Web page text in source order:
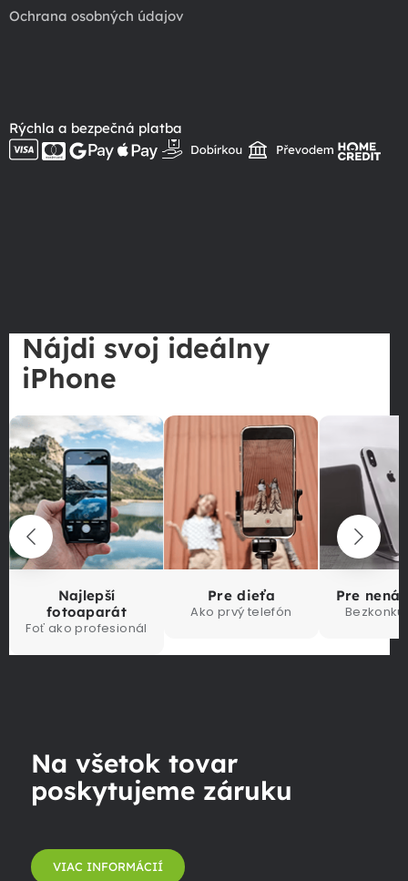
Ochrana osobných údajov
Rýchla a bezpečná platba
Nájdi svoj ideálny
iPhone
Najlepší
fotoaparát
Foť ako profesionál
Pre dieťa
Ako prvý telefón
Pre
Na všetok tovar
poskytujeme záruku
VIAC INFORMÁCIÍ